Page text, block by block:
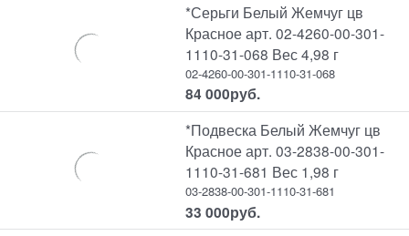
*Серьги Белый Жемчуг цв
Красное арт. 02-4260-00-301-
1110-31-068 Вес 4,98 г
02-4260-00-301-1110-31-068
84 000руб.
*Подвеска Белый Жемчуг цв
Красное арт. 03-2838-00-301-
1110-31-681 Вес 1,98 г
03-2838-00-301-1110-31-681
33 000руб.